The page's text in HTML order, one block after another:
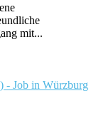
mit...
- Job in Würzburg